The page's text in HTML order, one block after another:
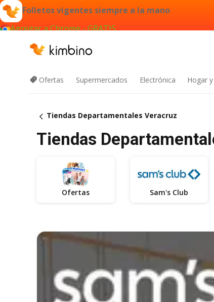
Folletos vigentes siempre a la mano
Agregar a Chrome - GRATIS
Ofertas Supermercados Electrónica Hogar y
Tiendas Departamentales Veracruz
Tiendas
Ofertas Sam's Club